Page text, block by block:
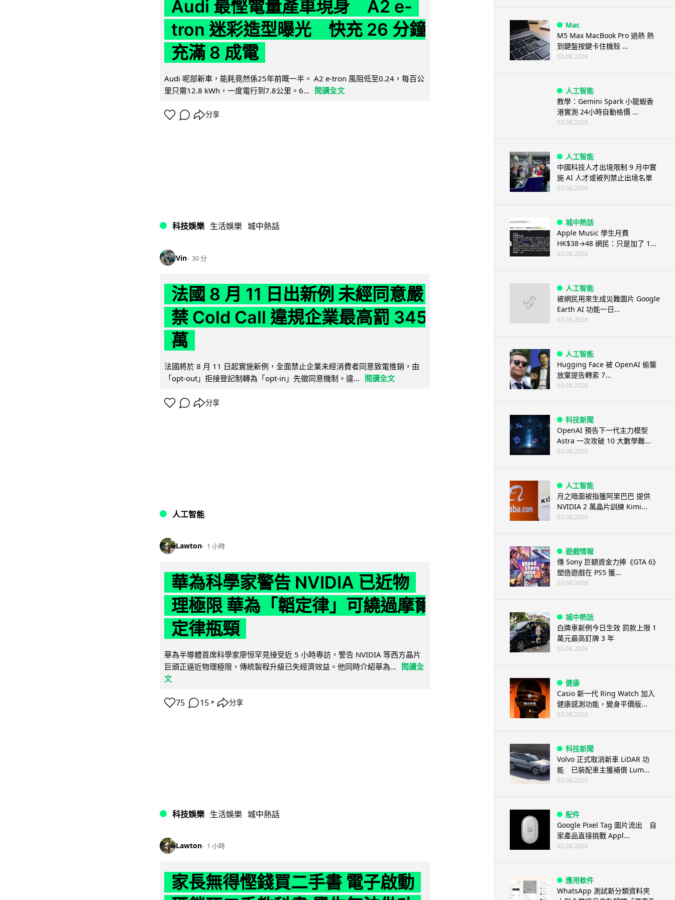
Audi 最慳電量產車現身 A2 e-
tron 迷彩造型曝光 快充 26 分鐘
充滿 8 成電
Audi 呢部新車，能耗竟然係25年前嘅一半。 A2 e-tron 風阻低至0.24，每百公
里只需12.8 kWh，一度電行到7.8公里。6...
閱讀全文
分享
科技娛樂 生活娛樂 城中熱話
Vin 30 分
法國 8 月 11 日出新例 未經同意嚴
禁 Cold Call 違規企業最高罰 345
萬
法國將於 8 月 11 日起實施新例，全面禁止企業未經消費者同意致電推銷，由
「opt-out」拒接登記制轉為「opt-in」先徵同意機制。違...
閱讀全文
分享
人工智能
Lawton 1 小時
華為科學家警告 NVIDIA 已近物
理極限 華為「韜定律」可繞過摩爾
定律瓶頸
華為半導體首席科學家廖恒罕見接受近 5 小時專訪，警告 NVIDIA 等西方晶片
巨頭正逼近物理極限，傳統製程升級已失經濟效益。他同時介紹華為... 閱讀全
文
75 15 ↗ 分享
科技娛樂 生活娛樂 城中熱話
Lawton 1 小時
家長無得慳錢買二手書 電子啟動
Mac
M5 Max MacBook Pro 過熱 熱
到鍵盤按鍵卡住機殼 ...
03.08.2026
人工智能
教學：Gemini Spark 小龍蝦香
港實測 24小時自動格價 ...
03.08.2026
人工智能
中國科技人才出境限制 9 月中實
施 AI 人才或被列禁止出境名單
03.08.2026
城中熱話
Apple Music 學生月費
HK$38→48 網民：只是加了 1...
03.08.2026
人工智能
被網民用來生成災難圖片 Google
Earth AI 功能一日...
03.08.2026
人工智能
Hugging Face 被 OpenAI 偷襲
放棄提告轉索 7...
03.08.2026
科技新聞
OpenAI 預告下一代主力模型
Astra 一次攻破 10 大數學難...
03.08.2026
人工智能
月之暗面被指獲阿里巴巴 提供
NVIDIA 2 萬晶片訓練 Kimi...
03.08.2026
遊戲情報
傳 Sony 巨額資金力捧《GTA 6》
塑造遊戲在 PS5 獲...
03.08.2026
城中熱話
白牌車新例今日生效 罰款上限 1
萬元最高釘牌 3 年
03.08.2026
健康
Casio 新一代 Ring Watch 加入
健康感測功能，變身平價版...
03.08.2026
科技新聞
Volvo 正式取消新車 LiDAR 功
能 已裝配車主獲補償 Lum...
03.08.2026
配件
Google Pixel Tag 圖片流出 自
家產品直接挑戰 Appl...
02.08.2026
應用軟件
WhatsApp 測試新分類資料夾